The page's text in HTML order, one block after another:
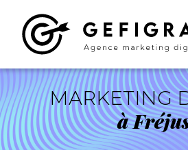
MARKETING
à